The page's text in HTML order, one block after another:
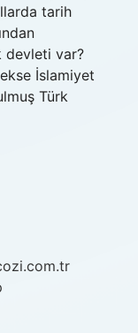
tarih
devleti var?
İslamiyet
Türk